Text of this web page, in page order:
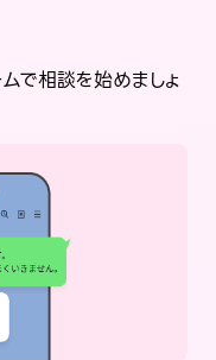
で相談を始めましょ